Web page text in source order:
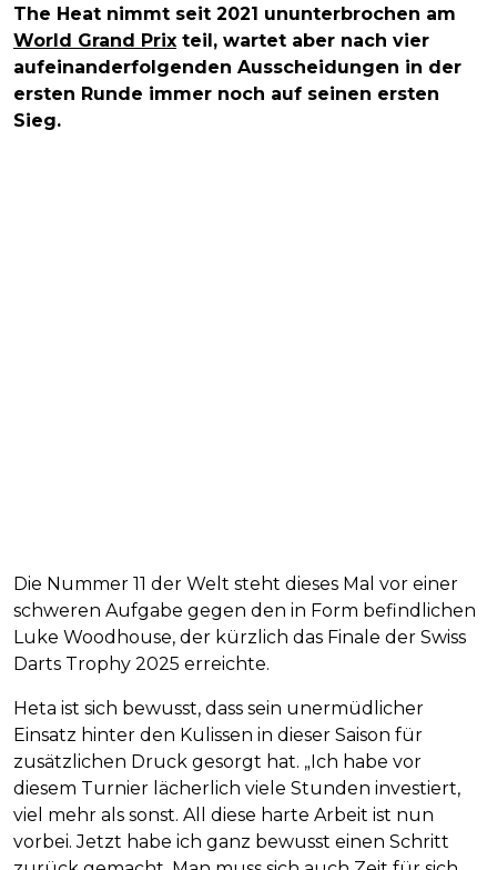
The Heat nimmt seit 2021 ununterbrochen am
World Grand Prix teil, wartet aber nach vier
aufeinanderfolgenden Ausscheidungen in der
ersten Runde immer noch auf seinen ersten
Sieg.
Die Nummer 11 der Welt steht dieses Mal vor einer
schweren Aufgabe gegen den in Form befindlichen
Luke Woodhouse, der kürzlich das Finale der Swiss
Darts Trophy 2025 erreichte.
Heta ist sich bewusst, dass sein unermüdlicher
Einsatz hinter den Kulissen in dieser Saison für
zusätzlichen Druck gesorgt hat. „Ich habe vor
diesem Turnier lächerlich viele Stunden investiert,
viel mehr als sonst. All diese harte Arbeit ist nun
vorbei. Jetzt habe ich ganz bewusst einen Schritt